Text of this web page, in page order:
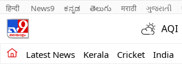
हिन्दी News9 ಕನ್ನಡ తెలుగు मराठी ગુજરાતી
AQI
Latest News Kerala Cricket India
Kerala